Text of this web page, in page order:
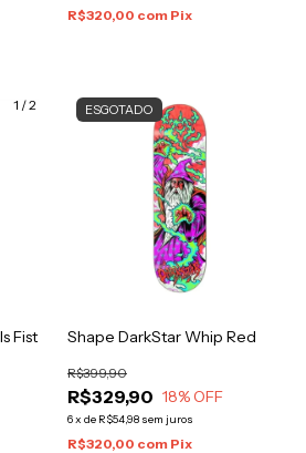
R$320,00 com Pix
1 /2
Fist
ESGOTADO
Shape DarkStar Whip Red
R$329,90
R$399,90
18% OFF
6x de R$54,98 sem juros
R$320,00 com Pix